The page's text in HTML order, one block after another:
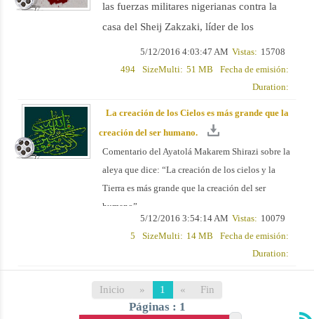
las fuerzas militares nigerianas contra la
casa del Sheij Zakzaki, líder de los
musulmanes shiítas de Nigeria y la
masacre de los musulmanes shiítas en
15708
Vistas:
5/12/2016 4:03:47 AM
Fecha de emisión:
51 MB
SizeMulti:
494
Duration:
La creación de los Cielos es más grande que la
creación del ser humano.
Comentario del Ayatolá Makarem Shirazi sobre la
aleya que dice: “La creación de los cielos y la
Tierra es más grande que la creación del ser
humano”.
10079
Vistas:
5/12/2016 3:54:14 AM
Fecha de emisión:
14 MB
SizeMulti:
5
Duration:
Inicio » 1 « Fin
Páginas : 1